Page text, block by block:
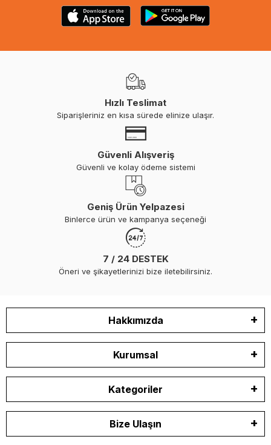
Hızlı Teslimat
Siparişleriniz en kısa sürede elinize ulaşır.
Güvenli Alışveriş
Güvenli ve kolay ödeme sistemi
Geniş Ürün Yelpazesi
Binlerce ürün ve kampanya seçeneği
7 / 24 DESTEK
Öneri ve şikayetlerinizi bize iletebilirsiniz.
Hakkımızda
Kurumsal
Kategoriler
Bize Ulaşın